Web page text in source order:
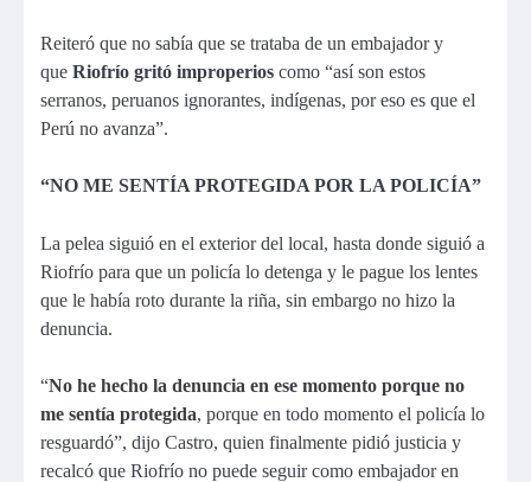
Reiteró que no sabía que se trataba de un embajador y
que Riofrío gritó improperios como “así son estos
serranos, peruanos ignorantes, indígenas, por eso es que el
Perú no avanza”.
“NO ME SENTÍA PROTEGIDA POR LA POLICÍA”
La pelea siguió en el exterior del local, hasta donde siguió a
Riofrío para que un policía lo detenga y le pague los lentes
que le había roto durante la riña, sin embargo no hizo la
denuncia.
“No he hecho la denuncia en ese momento porque no
me sentía protegida, porque en todo momento el policía lo
resguardó”, dijo Castro, quien finalmente pidió justicia y
recalcó que Riofrío no puede seguir como embajador en